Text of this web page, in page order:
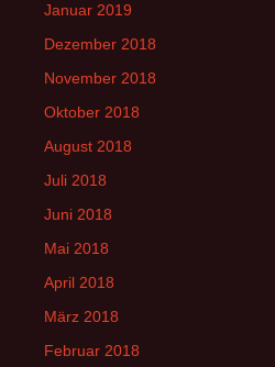
Januar 2019
Dezember 2018
November 2018
Oktober 2018
August 2018
Juli 2018
Juni 2018
Mai 2018
April 2018
März 2018
Februar 2018